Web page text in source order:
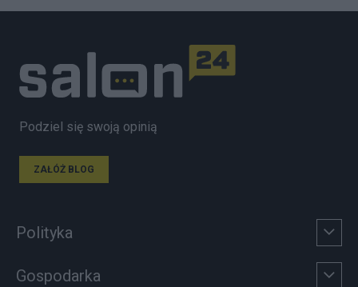
Podziel się swoją opinią
ZAŁÓŻ BLOG
Polityka
Gospodarka